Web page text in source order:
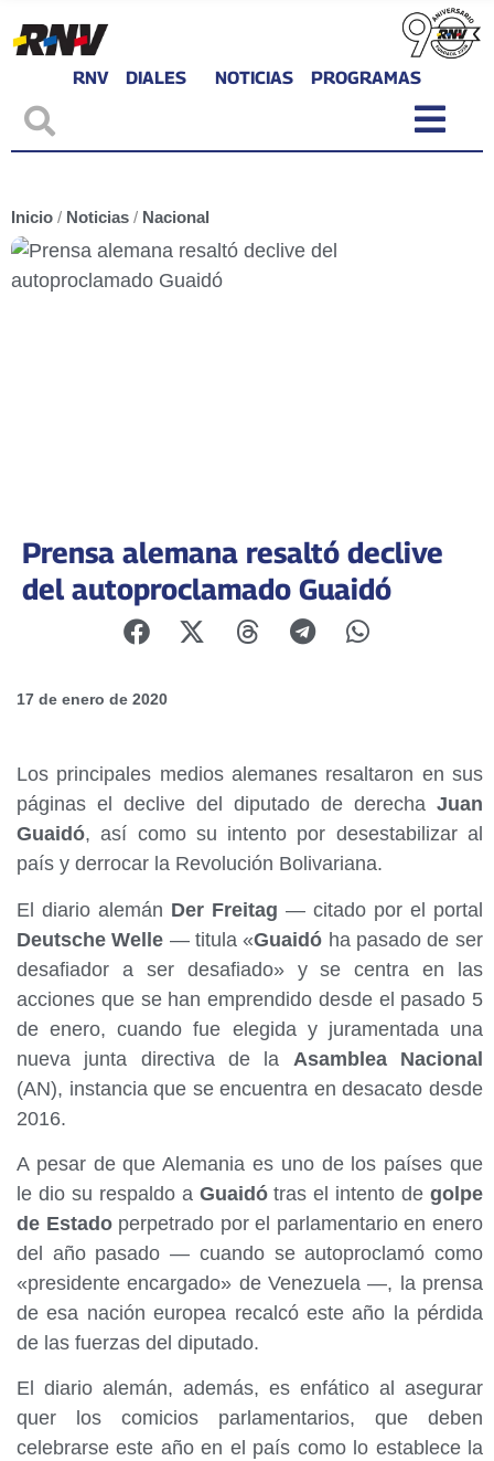
RNV DIALES NOTICIAS PROGRAMAS
Inicio / Noticias / Nacional
Prensa alemana resaltó declive
del autoproclamado Guaidó
17 de enero de 2020
Los principales medios alemanes resaltaron en sus
páginas el declive del diputado de derecha Juan
Guaidó, así como su intento por desestabilizar al
país y derrocar la Revolución Bolivariana.
El diario alemán Der Freitag — citado por el portal
Deutsche Welle — titula «Guaidó ha pasado de ser
desafiador a ser desafiado» y se centra en las
acciones que se han emprendido desde el pasado 5
de enero, cuando fue elegida y juramentada una
nueva junta directiva de la Asamblea Nacional
(AN), instancia que se encuentra en desacato desde
2016.
A pesar de que Alemania es uno de los países que
le dio su respaldo a Guaidótras el intento de golpe
de Estadoperpetrado por el parlamentario en enero
del año pasado — cuando se autoproclamó como
«presidente encargado» de Venezuela —, la prensa
de esa nación europea recalcó este año la pérdida
de las fuerzas del diputado.
El diario alemán, además, es enfático al asegurar
quer los comicios parlamentarios, que deben
celebrarse este año en el país como lo establece la